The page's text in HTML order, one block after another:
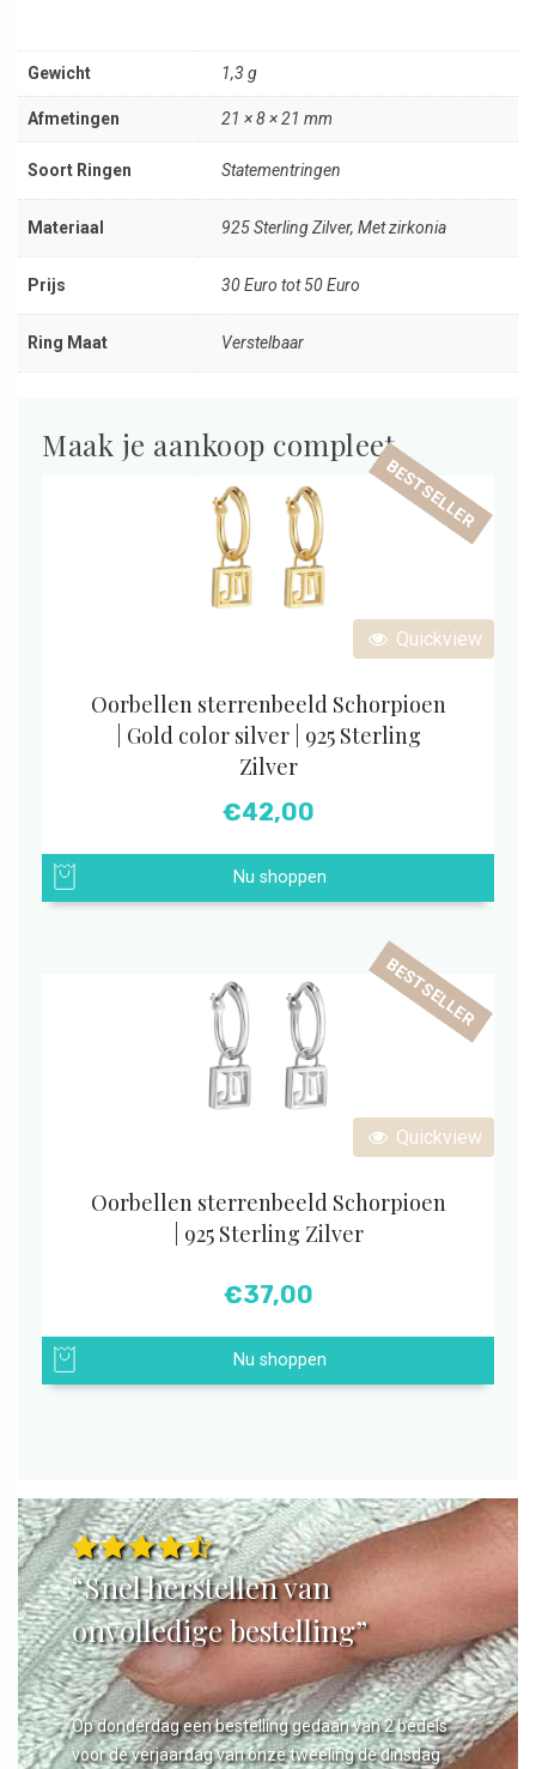
Gewicht 1,3 g
Afmetingen 21 × 8 × 21 mm
Soort Ringen Statementringen
Materiaal 925 Sterling Zilver, Met zirkonia
Prijs 30 Euro tot 50 Euro
Ring Maat Verstelbaar
Maak je aankoop compleet
Quickview
BESTSELLER
Oorbellen sterrenbeeld Schorpioen
| Gold color silver | 925 Sterling
Zilver
€42,00
Nu shoppen
Quickview
BESTSELLER
Oorbellen sterrenbeeld Schorpioen
| 925 Sterling Zilver
€37,00
Nu shoppen
“Snel herstellen van
onvolledige bestelling”
Op donderdag een bestelling gedaan van 2 bedels
voor de verjaardag van onze tweeling de dinsdag